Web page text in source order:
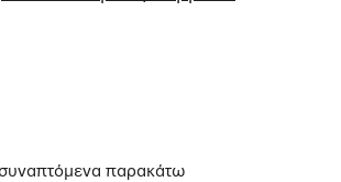
παρακάτω